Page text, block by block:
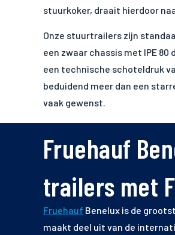
stuurkoker, draait hierdoor
Onze stuurtrailers zijn
een zwaar chassis met IPE
een technische schoteldruk
beduidend meer dan een
vaak gewenst.
Fruehauf
trailers met
Fruehauf Benelux is de
maakt deel uit van de